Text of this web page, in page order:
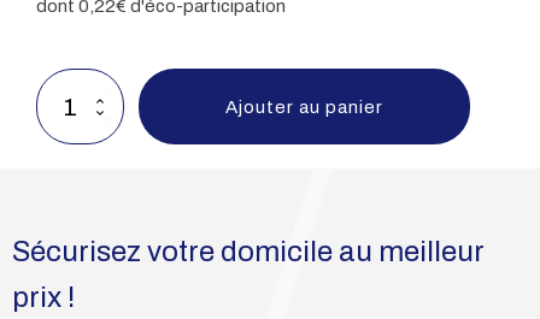
prix
initial
était :
prix
actuel
est :
dont 0,22€ d'éco-participation
quantité
de
PACK
Ajouter au panier
Sécurisez votre domicile au meilleur
prix !